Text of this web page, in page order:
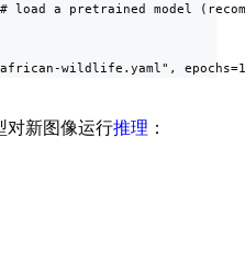
load a pretrained model
wildlife.yaml",
对新图像运行推理 ：